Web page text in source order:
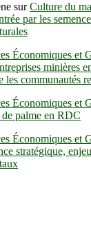
surCulture du
par les
Économiques et
minières
les communautés
Économiques et
palme en RDC
Économiques et
stratégique,